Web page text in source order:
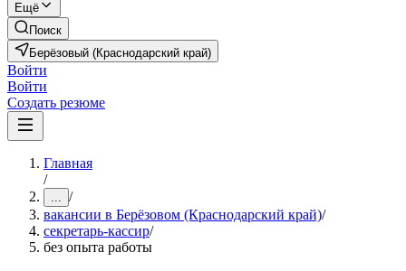
Ещё
Поиск
Берёзовый (Краснодарский край)
Войти
Войти
Создать резюме
Главная
/
... /
вакансии в Берёзовом (Краснодарский край)/
секретарь-кассир/
без опыта работы